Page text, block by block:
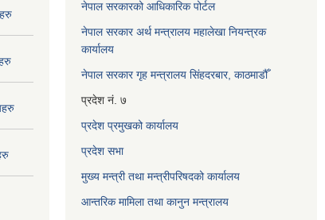
नेपाल सरकारको आधिकारिक पोर्टल
नेपाल सरकार अर्थ मन्त्रालय महालेखा नियन्त्रक
कार्यालय
नेपाल सरकार गृह मन्त्रालय सिंहदरबार, काठमाडौँ
प्रदेश नं. ७
प्रदेश प्रमुखको कार्यालय
प्रदेश सभा
मुख्य मन्त्री तथा मन्त्रीपरिषदको कार्यालय
आन्तरिक मामिला तथा कानुन मन्त्रालय